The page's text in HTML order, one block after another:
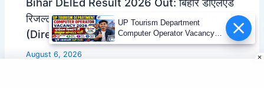
रिजल्ट जारी, यहां से करें Score Card Download
(Direct Link)
August 6, 2026
UP Tourism Department
Computer Operator Vacancy
2026 | 12वीं पास भर्ती